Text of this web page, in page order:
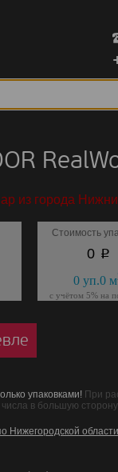
из города
Стоимость
0 p
0уп.0м
с учётом 5% на
упаковками! При
в большую сторону.
Нижегородской